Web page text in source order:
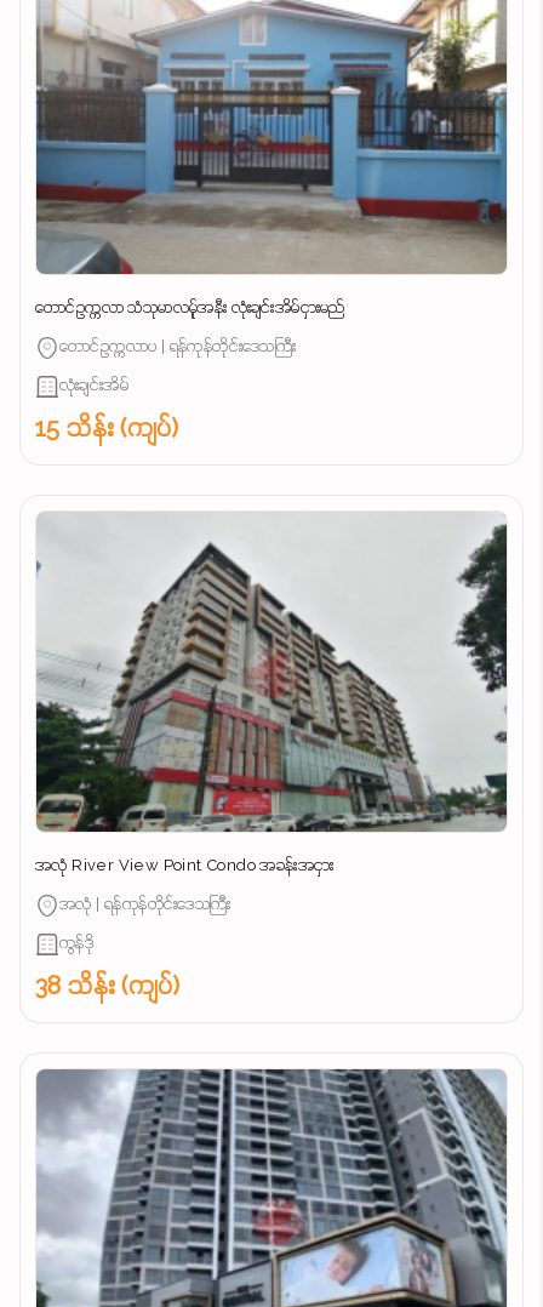
တောင်ဥက္ကလာ သံသုမာလမ်ူအနီး လုံးချင်းအိမ်ငှားမည်
တောင်ဥက္ကလာပ | ရန်ကုန်တိုင်းဒေသကြီး
လုံးချင်းအိမ်
15 သိန်း (ကျပ်)
အလုံ River View Point Condo အခန်းအငှား
အလုံ | ရန်ကုန်တိုင်းဒေသကြီး
ကွန်ဒို
38 သိန်း (ကျပ်)